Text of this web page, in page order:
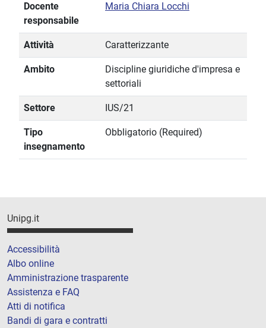
Docente
responsabile
Maria Chiara Locchi
Attività Caratterizzante
Ambito
Discipline giuridiche d'impresa e
settoriali
Settore IUS/21
Tipo
insegnamento
Obbligatorio (Required)
Unipg.it
Accessibilità
Albo online
Amministrazione trasparente
Assistenza e FAQ
Atti di notifica
Bandi di gara e contratti